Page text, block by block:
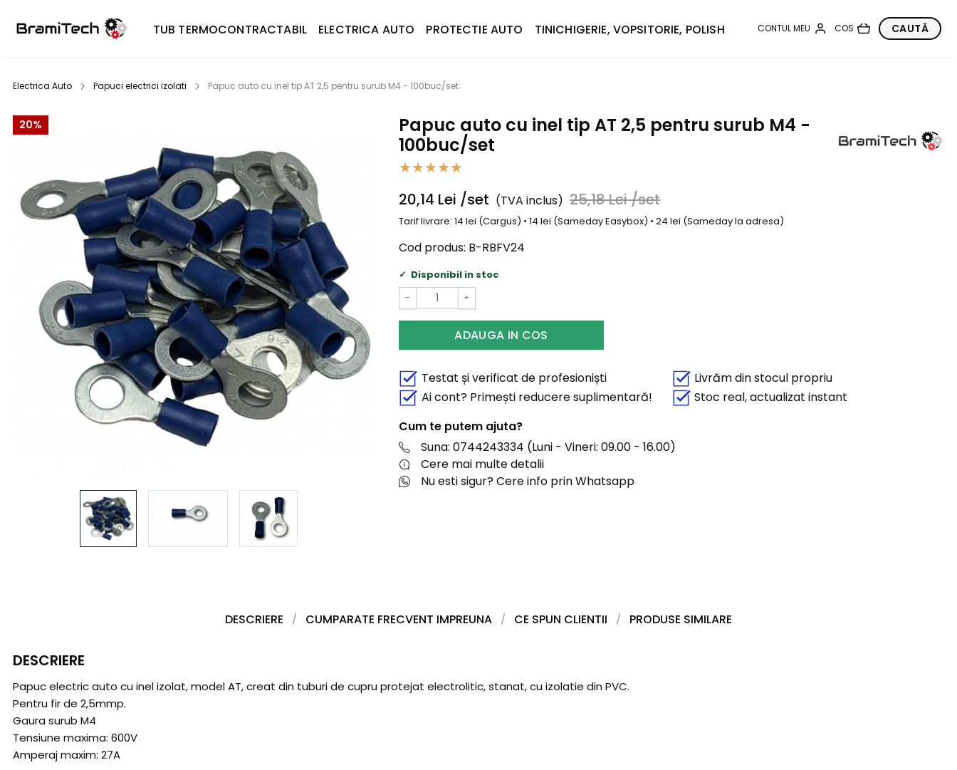
TUB TERMOCONTRACTABIL ELECTRICA AUTO PROTECTIE AUTO TINICHIGERIE, VOPSITORIE, POLISH
Electrica Auto Papuci electrici izolati Papuc auto cu inel tip AT 2,5 pentru surub M4 - 100buc/set
20%
Papuc auto cu inel tip AT 2,5 pentru surub M4 -
100buc/set
20,14 Lei /set (TVA inclus) 25,18Lei/set
Tarif livrare: 14 lei (Cargus) • 14 lei (Sameday Easybox) • 24 lei (Sameday la adresa)
Cod produs: B-RBFV24
Disponibil in stoc
− +
ADAUGA IN COS
Testat și verificat de profesioniști
Livrăm din stocul propriu
Ai cont? Primești reducere suplimentară!
Stoc real, actualizat instant
Cum te putem ajuta?
Suna: 0744243334 (Luni - Vineri: 09.00 - 16.00)
Cere mai multe detalii
Nu esti sigur? Cere info prin Whatsapp
DESCRIERE CUMPARATE FRECVENT IMPREUNA CE SPUN CLIENTII PRODUSE SIMILARE
DESCRIERE
Papuc electric auto cu inel izolat, model AT, creat din tuburi de cupru protejat electrolitic, stanat, cu izolatie din PVC.
Pentru fir de 2,5mmp.
Gaura surub M4
Tensiune maxima: 600V
Amperaj maxim: 27A